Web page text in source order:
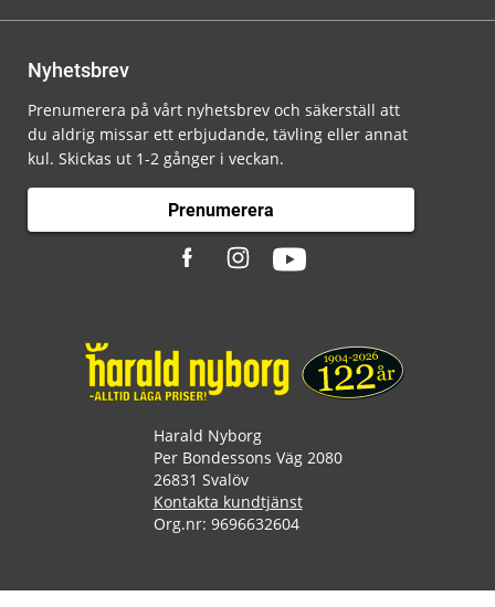
Nyhetsbrev
Prenumerera på vårt nyhetsbrev och säkerställ att
du aldrig missar ett erbjudande, tävling eller annat
kul. Skickas ut 1-2 gånger i veckan.
Prenumerera
Harald Nyborg
Per Bondessons Väg 2080
26831 Svalöv
Kontakta kundtjänst
Org.nr: 9696632604